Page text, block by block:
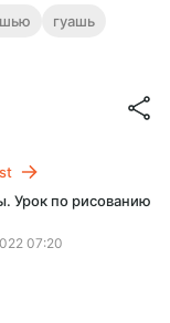
Рисуем
гуашь
Урок по рисованию
07:20